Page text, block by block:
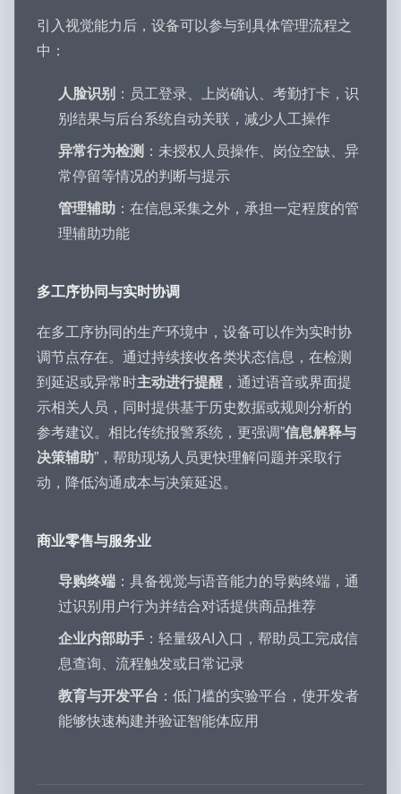
引入视觉能力后，设备可以参与到具体管理流程之
中：
人脸识别 ：员工登录、上岗确认、考勤打卡，识
别结果与后台系统自动关联，减少人工操作
异常行为检测 ：未授权人员操作、岗位空缺、异
常停留等情况的判断与提示
管理辅助 ：在信息采集之外，承担一定程度的管
理辅助功能
多工序协同与实时协调
在多工序协同的生产环境中，设备可以作为实时协
调节点存在。通过持续接收各类状态信息，在检测
到延迟或异常时主动进行提醒 ，通过语音或界面提
示相关人员，同时提供基于历史数据或规则分析的
参考建议。相比传统报警系统，更强调”信息解释与
决策辅助”，帮助现场人员更快理解问题并采取行
动，降低沟通成本与决策延迟。
商业零售与服务业
导购终端 ：具备视觉与语音能力的导购终端，通
过识别用户行为并结合对话提供商品推荐
企业内部助手 ：轻量级AI入口，帮助员工完成信
息查询、流程触发或日常记录
教育与开发平台 ：低门槛的实验平台，使开发者
能够快速构建并验证智能体应用